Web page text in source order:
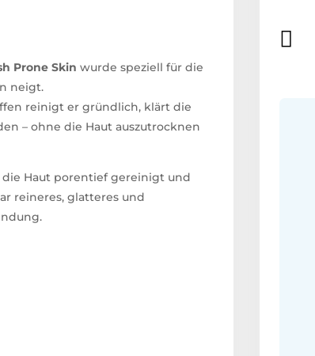
Prone Skin wurde speziell für die
neigt.
reinigt er gründlich, klärt die
– ohne die Haut auszutrocknen
die Haut porentief gereinigt und
reineres, glatteres und
